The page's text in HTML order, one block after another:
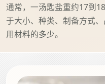
通常，一汤匙盐重约17到
于大小、种类、制备方式
用材料的多少。